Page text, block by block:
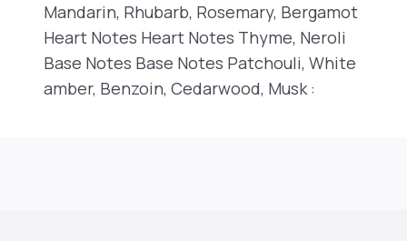
Mandarin, Rhubarb, Rosemary, Bergamot
Heart Notes Heart Notes Thyme, Neroli
Base Notes Base Notes Patchouli, White
amber, Benzoin, Cedarwood, Musk :